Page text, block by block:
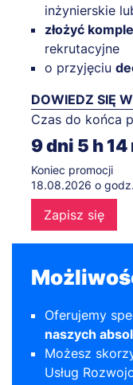
inżynierskie
złożyć
rekrutacyjne
o przyjęciu
DOWIEDZ SIĘ
Czas do końca
9dni 5 h14
Koniec promocji
18.08.2026 o
Zapisz się
Oferujemy
naszych
Możesz
Usług